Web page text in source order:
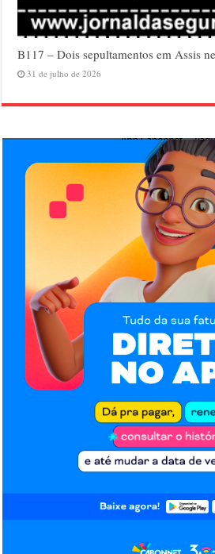
B117 – Dois sepultamentos em Assis
31 de julho de 2026